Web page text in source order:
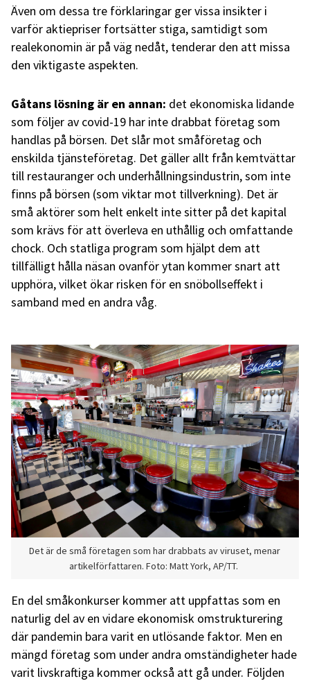
Även om dessa tre förklaringar ger vissa insikter i
varför aktiepriser fortsätter stiga, samtidigt som
realekonomin är på väg nedåt, tenderar den att missa
den viktigaste aspekten.
Gåtans lösning är en annan: det ekonomiska lidande
som följer av covid-19 har inte drabbat företag som
handlas på börsen. Det slår mot småföretag och
enskilda tjänsteföretag. Det gäller allt från kemtvättar
till restauranger och underhållningsindustrin, som inte
finns på börsen (som viktar mot tillverkning). Det är
små aktörer som helt enkelt inte sitter på det kapital
som krävs för att överleva en uthållig och omfattande
chock. Och statliga program som hjälpt dem att
tillfälligt hålla näsan ovanför ytan kommer snart att
upphöra, vilket ökar risken för en snöbollseffekt i
samband med en andra våg.
Det är de små företagen som har drabbats av viruset, menar
artikelförfattaren. Foto: Matt York, AP/TT.
En del småkonkurser kommer att uppfattas som en
naturlig del av en vidare ekonomisk omstrukturering
där pandemin bara varit en utlösande faktor. Men en
mängd företag som under andra omständigheter hade
varit livskraftiga kommer också att gå under. Följden